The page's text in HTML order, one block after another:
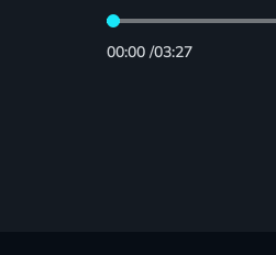
00:00/03:27